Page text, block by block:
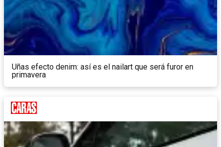
Uñas efecto denim: así es el nailart que será furor en
primavera